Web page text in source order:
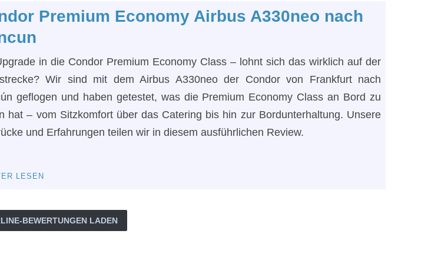
Premium Economy Airbus A330neo nach
in die Condor Premium Economy Class – lohnt sich das wirklich auf der
Wir sind mit dem Airbus A330neo der Condor von Frankfurt nach
geflogen und haben getestet, was die Premium Economy Class an Bord zu
hat – vom Sitzkomfort über das Catering bis hin zur Bordunterhaltung. Unsere
und Erfahrungen teilen wir in diesem ausführlichen Review.
LESEN
BEWERTUNGEN LADEN